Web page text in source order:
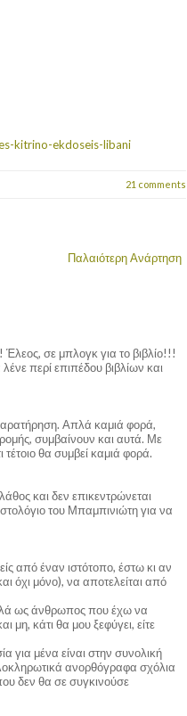
kitrino-ekdoseis-libani
21 comments
Παλαιότερη Ανάρτηση
Έλεος, σε μπλογκ για το βιβλίο!!!
λένε περί επιπέδου βιβλίων και
Απλά καμιά φορά,
συμβαίνουν και αυτά. Με
τέτοιο θα συμβεί καμιά φορά.
και δεν επικεντρώνεται
του Μπαμπινιώτη για να
από έναν ιστότοπο, έστω κι αν
όχι μόνο), να αποτελείται από
ως άνθρωπος που έχω να
κάτι θα μου ξεφύγει, είτε
μένα είναι στην συνολική
ανορθόγραφα σχόλια
δεν θα σε συγκινούσε